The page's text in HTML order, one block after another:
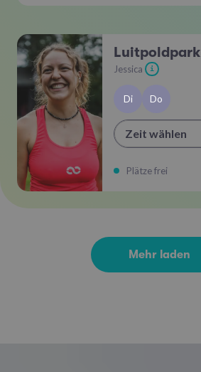
Luitpoldpark
Jessica i
Di Do
Zeit wählen
Plätze frei
Mehr laden